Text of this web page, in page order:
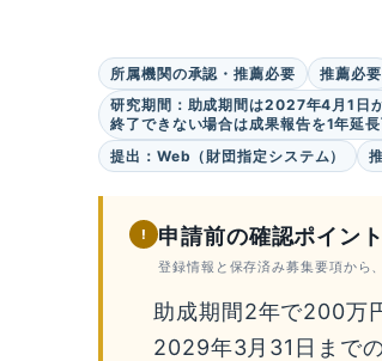
所属機関の承認・推薦必要 推薦必要
研究期間：助成期間は2027年4月1日
終了できない場合は成果報告を1年延長
提出：Web（財団指定システム）
! 申請前の確認ポイント
登録情報と保存済み募集要項から
助成期間2年で200万
2029年3月31日まで